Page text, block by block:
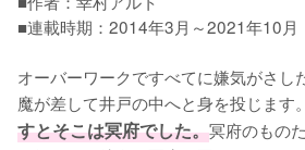
■連載時期：2014年3月～2021年10月
オーバーワークですべてに嫌気がさし
魔が差して井戸の中へと身を投じます。
すとそこは冥府でした。冥府のもの